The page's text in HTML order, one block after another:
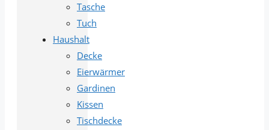
Tasche
Tuch
Haushalt
Decke
Eierwärmer
Gardinen
Kissen
Tischdecke